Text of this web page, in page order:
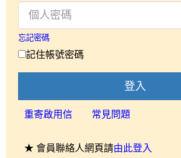
忘記密碼
記住帳號密碼
登入
重寄啟用信 常見問題
★ 會員聯絡人網頁請由此登入